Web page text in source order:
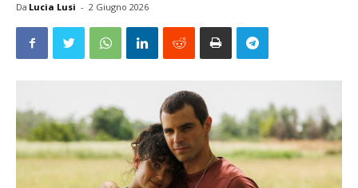
Da Lucia Lusi - 2 Giugno 2026